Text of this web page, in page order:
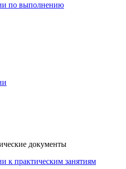
по выполнению
документы
к практическим занятиям